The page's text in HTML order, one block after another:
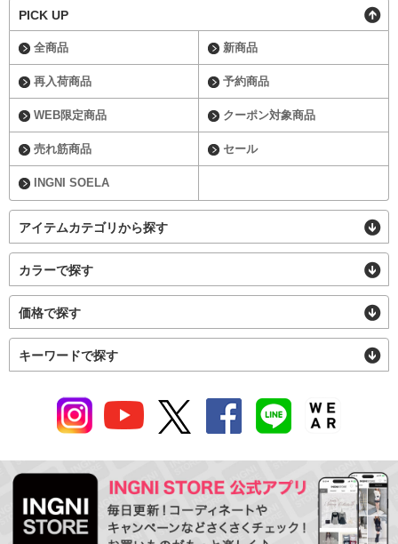
PICK UP
全商品 新商品
再入荷商品 予約商品
WEB限定商品 クーポン対象商品
売れ筋商品 セール
INGNI SOELA
アイテムカテゴリから探す
カラーで探す
価格で探す
キーワードで探す